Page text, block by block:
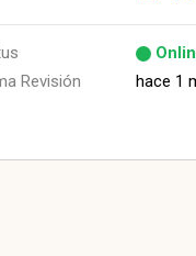
Revisión
hace 1